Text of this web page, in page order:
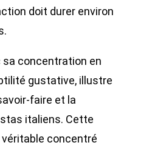
doit durer environ
concentration en
gustative, illustre
faire et la
italiens. Cette
concentré